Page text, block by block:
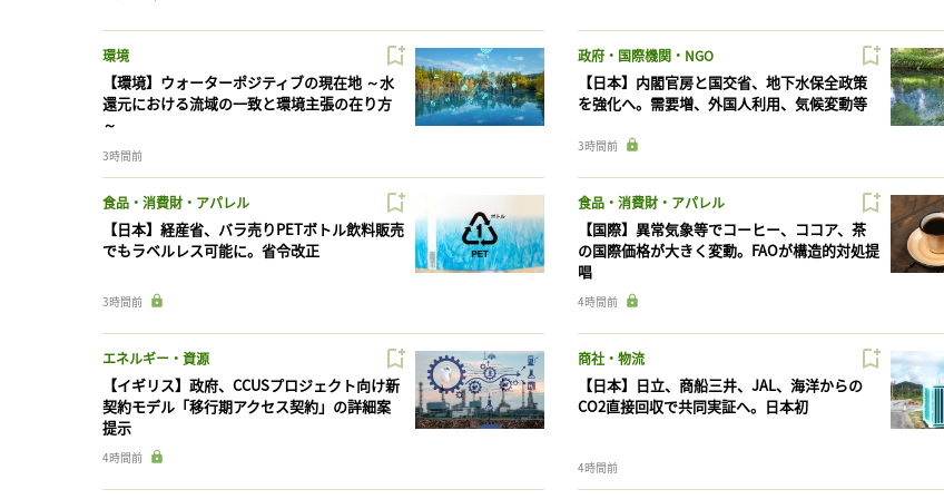
環境
【環境】ウォーターポジティブの現在地 ～水
還元における流域の一致と環境主張の在り方
～
3時間前
政府・国際機関・NGO
【日本】内閣官房と国交省、地下水保全政策
を強化へ。需要増、外国人利用、気候変動等
3時間前
食品・消費財・アパレル
【日本】経産省、バラ売りPETボトル飲料販売
でもラベルレス可能に。省令改正
3時間前
食品・消費財・アパレル
【国際】異常気象等でコーヒー、ココア、茶
の国際価格が大きく変動。FAOが構造的対処提
唱
4時間前
エネルギー・資源
【イギリス】政府、CCUSプロジェクト向け新
契約モデル「移行期アクセス契約」の詳細案
提示
4時間前
商社・物流
【日本】日立、商船三井、JAL、海洋からの
CO2直接回収で共同実証へ。日本初
4時間前